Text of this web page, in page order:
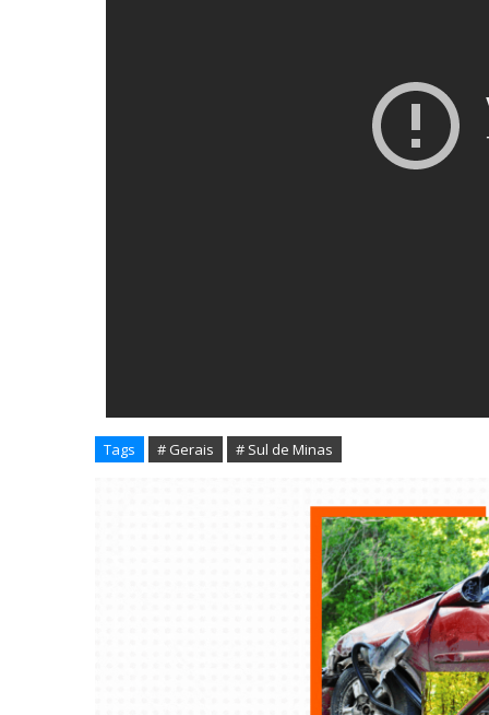
Tags # Gerais # Sul de Minas